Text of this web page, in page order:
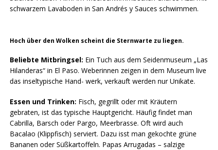
schwarzem Lavaboden in San Andrés y Sauces schwimmen.
Hoch über den Wolken scheint die Sternwarte zu liegen.
Beliebte Mitbringsel: Ein Tuch aus dem Seidenmuseum „Las
Hilanderas“ in El Paso. Weberinnen zeigen in dem Museum live
das inseltypische Hand- werk, verkauft werden nur Unikate.
Essen und Trinken: Fisch, gegrillt oder mit Kräutern
gebraten, ist das typische Hauptgericht. Häufig findet man
Cabrilla, Barsch oder Pargo, Meerbrasse. Oft wird auch
Bacalao (Klippfisch) serviert. Dazu isst man gekochte grüne
Bananen oder Süßkartoffeln. Papas Arrugadas – salzige